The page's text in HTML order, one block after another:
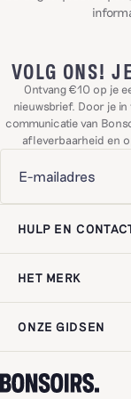
VOLG ONS!
Ontvang €10 op je
nieuwsbrief. Door je
communicatie van
afleverbaarheid en
HULP EN
Neem contact met
Veelgestelde
Klantbeoordelingen
Privacybeleid
HET MERK
Onze expertise
Onze engagementen
Digitale cadeaubon
Pro ruimte
Werken bij Bonsoirs
ONZE GIDSEN
Uw bedlinnen kiezen
Uw beddengoed